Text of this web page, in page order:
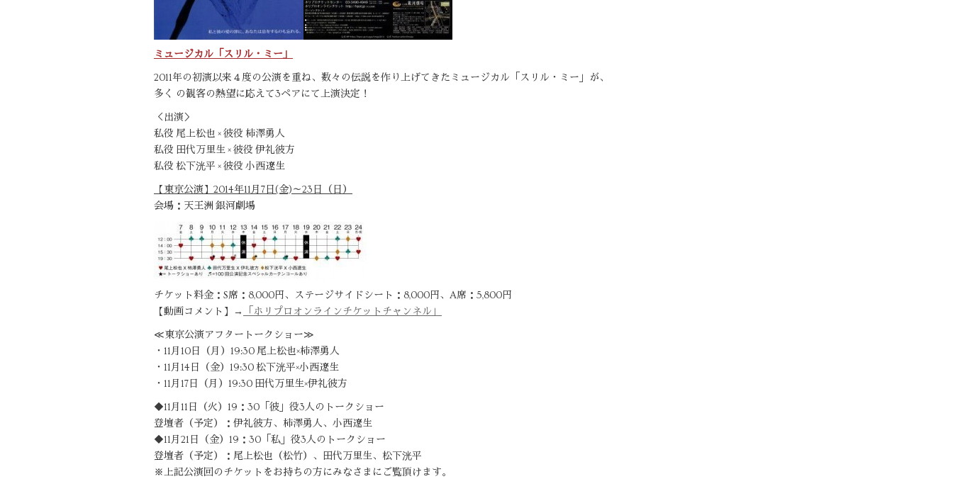
ミュージカル「スリル・ミー」
2011年の初演以来４度の公演を重ね、数々の伝説を作り上げてきたミュージカル「スリル・ミー」が、
多く の観客の熱望に応えて3ペアにて上演決定！
＜出演＞
私役 尾上松也 × 彼役 柿澤勇人
私役 田代万里生 × 彼役 伊礼彼方
私役 松下洸平 × 彼役 小西遼生
【東京公演】2014年11月7日(金)～23日（日）
会場：天王洲 銀河劇場
チケット料金：S席：8,000円、ステージサイドシート：8,000円、A席：5,800円
【動画コメント】→
「ホリプロオンラインチケットチャンネル」
≪東京公演アフタートークショー≫
・11月10日（月）19:30 尾上松也×柿澤勇人
・11月14日（金）19:30 松下洸平×小西遼生
・11月17日（月）19:30 田代万里生×伊礼彼方
◆11月11日（火）19：30「彼」役3人のトークショー
登壇者（予定）：伊礼彼方、柿澤勇人、小西遼生
◆11月21日（金）19：30「私」役3人のトークショー
登壇者（予定）：尾上松也（松竹）、田代万里生、松下洸平
※上記公演回のチケットをお持ちの方にみなさまにご覧頂けます。